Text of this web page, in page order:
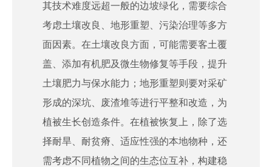
其技术难度远超一般的边坡绿化，需要综合
考虑土壤改良、地形重塑、污染治理等多方
面因素。在土壤改良方面，可能需要客土覆
盖、添加有机肥及微生物修复等手段，提升
土壤肥力与保水能力；地形重塑则要对采矿
形成的深坑、废渣堆等进行平整和改造，为
植被生长创造条件。在植被恢复上，除了选
择耐旱、耐贫瘠、适应性强的本地物种，还
需考虑不同植物之间的生态位互补，构建稳